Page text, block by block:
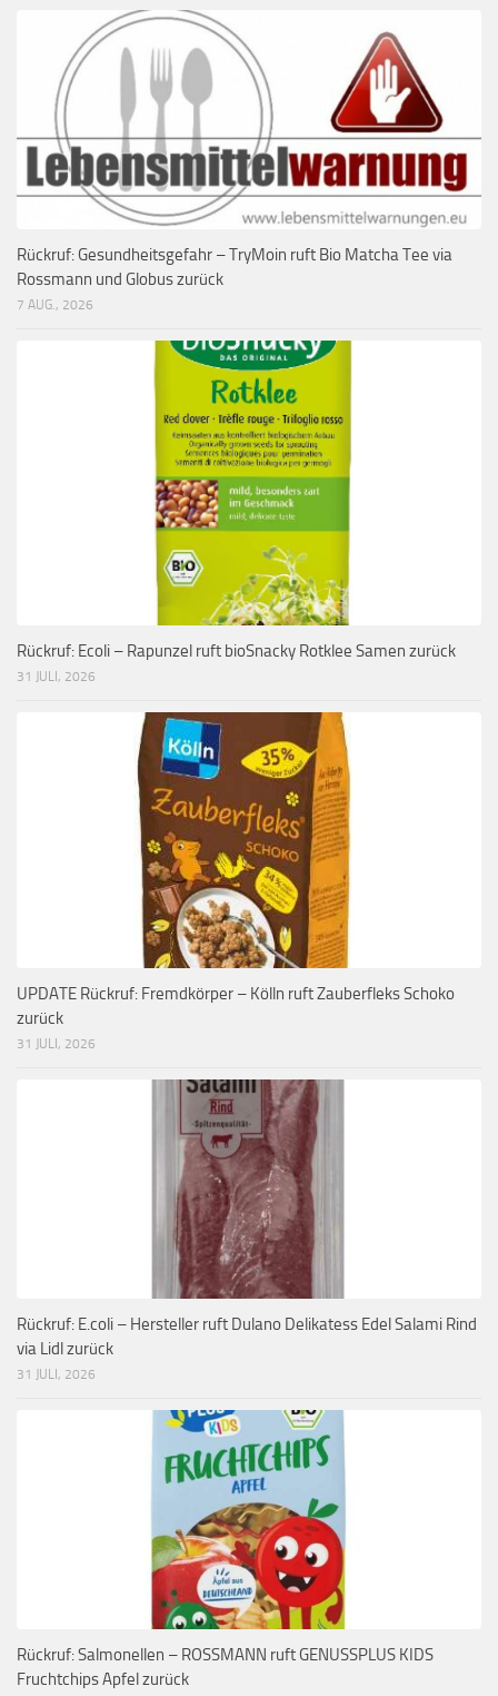
Rückruf: Gesundheitsgefahr – TryMoin ruft Bio Matcha Tee via
Rossmann und Globus zurück
7 AUG., 2026
Rückruf: Ecoli – Rapunzel ruft bioSnacky Rotklee Samen zurück
31 JULI, 2026
UPDATE Rückruf: Fremdkörper – Kölln ruft Zauberfleks Schoko
zurück
31 JULI, 2026
Rückruf: E.coli – Hersteller ruft Dulano Delikatess Edel Salami Rind
via Lidl zurück
31 JULI, 2026
Rückruf: Salmonellen – ROSSMANN ruft GENUSSPLUS KIDS
Fruchtchips Apfel zurück